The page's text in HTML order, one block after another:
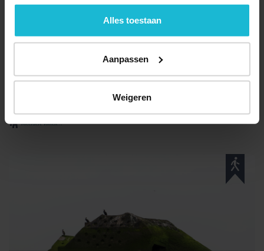
geen commerciële doelstelling. U kunt deze cookies via
de knoppen accepteren, beheren of weigeren.
Alles toestaan
Aanpassen
Weigeren
Festung IJmuiden fietsroute
Meerdere forten...